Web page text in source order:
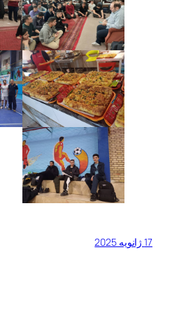
17 ژانویه 2025